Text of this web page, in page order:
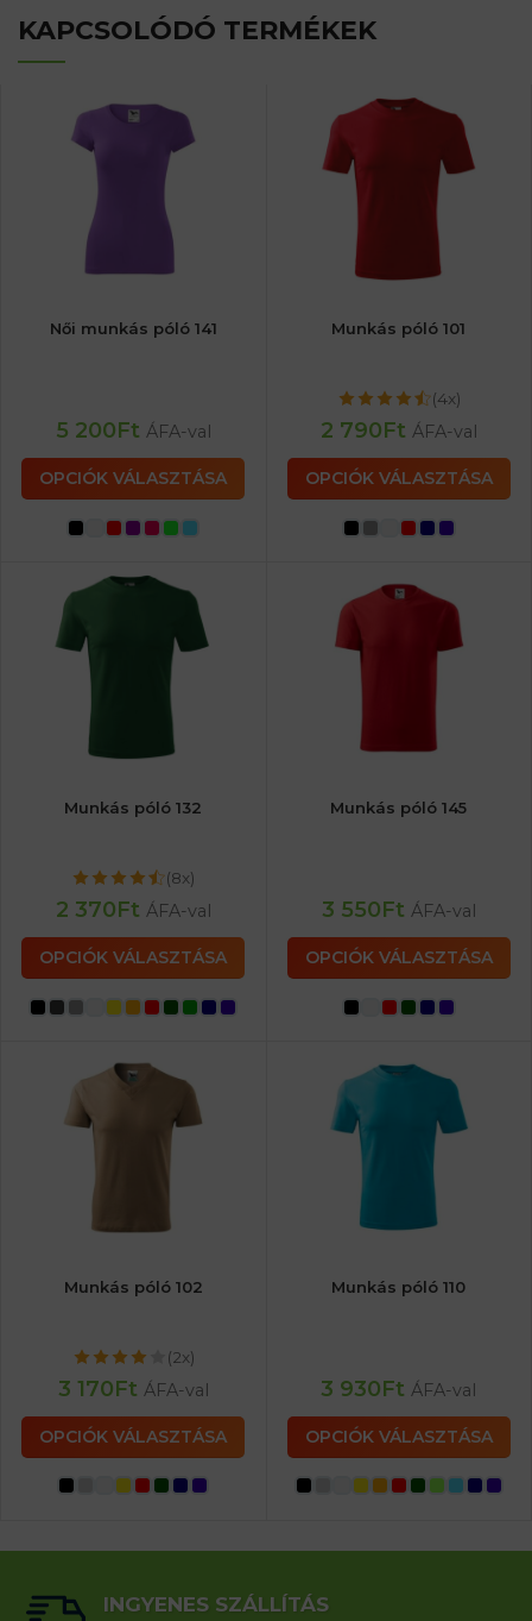
KAPCSOLÓDÓ TERMÉKEK
Női munkás póló 141
5 200Ft ÁFA-val
OPCIÓK VÁLASZTÁSA
Munkás póló 101
(4x)
2 790Ft ÁFA-val
OPCIÓK VÁLASZTÁSA
Munkás póló 132
(8x)
2 370Ft ÁFA-val
OPCIÓK VÁLASZTÁSA
Munkás póló 145
3 550Ft ÁFA-val
OPCIÓK VÁLASZTÁSA
Munkás póló 102
(2x)
3 170Ft ÁFA-val
OPCIÓK VÁLASZTÁSA
Munkás póló 110
3 930Ft ÁFA-val
OPCIÓK VÁLASZTÁSA
INGYENES SZÁLLÍTÁS